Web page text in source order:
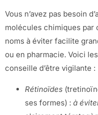
Vous n’avez pas besoin
molécules chimiques
noms à éviter facilite
ou en pharmacie. Voici
conseille d’être vigilante :
Rétinoïdes
ses formes) : à